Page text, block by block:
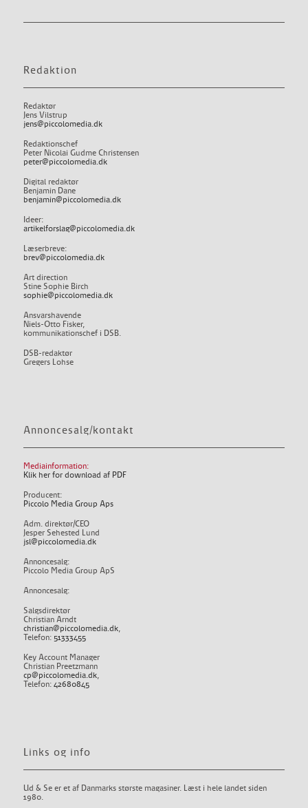
Redaktion
Redaktør
Jens Vilstrup
jens@piccolomedia.dk
Redaktionschef
Peter Nicolai Gudme Christensen
peter@piccolomedia.dk
Digital redaktør
Benjamin Dane
benjamin@piccolomedia.dk
Ideer:
artikelforslag@piccolomedia.dk
Læserbreve:
brev@piccolomedia.dk
Art direction
Stine Sophie Birch
sophie@piccolomedia.dk
Ansvarshavende
Niels-Otto Fisker,
kommunikationschef i DSB.
DSB-redaktør
Gregers Lohse
Annoncesalg/kontakt
Mediainformation:
Klik her for download af PDF
Producent:
Piccolo Media Group Aps
Adm. direktør/CEO
Jesper Sehested Lund
jsl@piccolomedia.dk
Annoncesalg:
Piccolo Media Group ApS
Annoncesalg:
Salgsdirektør
Christian Arndt
christian@piccolomedia.dk,
Telefon: 51333455
Key Account Manager
Christian Preetzmann
cp@piccolomedia.dk,
Telefon: 42680845
Links og info
Ud & Se er et af Danmarks største magasiner. Læst i hele landet siden
1980.